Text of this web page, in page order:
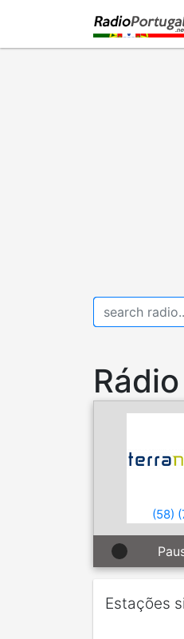
main
(58) (
Estações